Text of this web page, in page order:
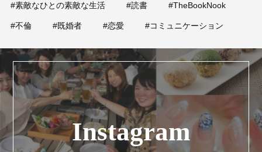
#素敵なひとの素敵な生活 #読書 #TheBookNook
#不倫 #既婚者 #恋愛 #コミュニケーション
Instagram